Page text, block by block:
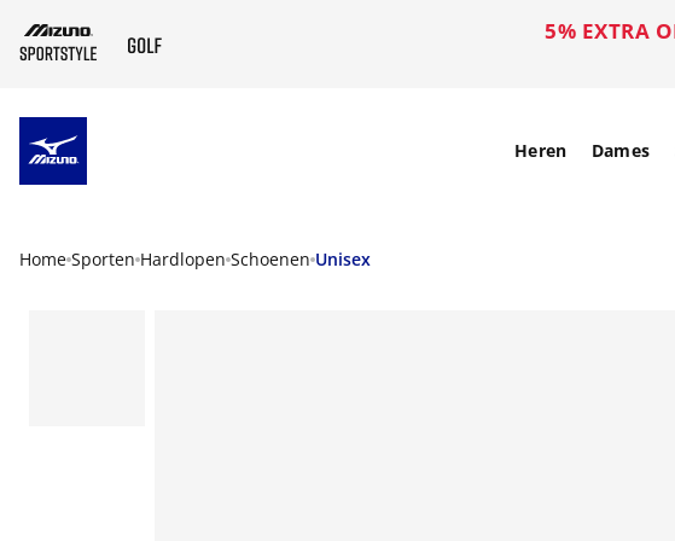
5% EXTRA
Heren Dames
Home Sporten Hardlopen Schoenen Unisex